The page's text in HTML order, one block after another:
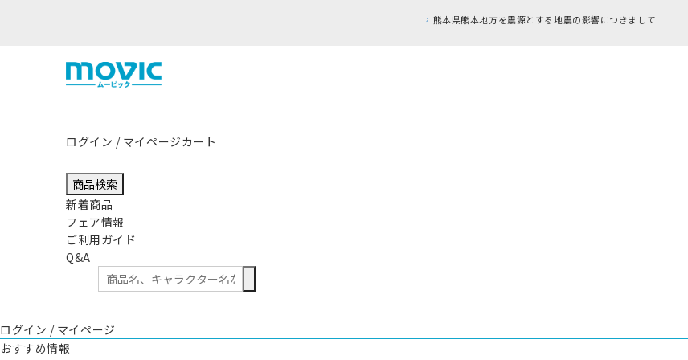
熊本県熊本地方を震源とする地震の影響につきまして
ログイン / マイページカート
商品検索
新着商品
フェア情報
ご利用ガイド
Q&A
ログイン / マイページ
おすすめ情報